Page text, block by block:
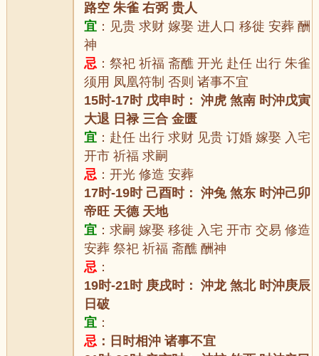
路空 朱雀 右弼 贵人
宜 ：见贵 求财 嫁娶 进人口 移徙 安葬 酬
神
忌 ：祭祀 祈福 斋醮 开光 赴任 出行 朱雀
须用 凤凰符制 否则 诸事不宜
15时-17时 戊申时： 沖虎 煞南 时沖戊寅
大退 日禄 三合 金匮
宜 ：赴任 出行 求财 见贵 订婚 嫁娶 入宅
开市 祈福 求嗣
忌 ：开光 修造 安葬
17时-19时 己酉时： 沖兔 煞东 时沖己卯
帝旺 天德 天地
宜 ：求嗣 嫁娶 移徙 入宅 开市 交易 修造
安葬 祭祀 祈福 斋醮 酬神
忌 ：
19时-21时 庚戌时： 沖龙 煞北 时沖庚辰
日破
宜 ：
忌 ：日时相沖 诸事不宜